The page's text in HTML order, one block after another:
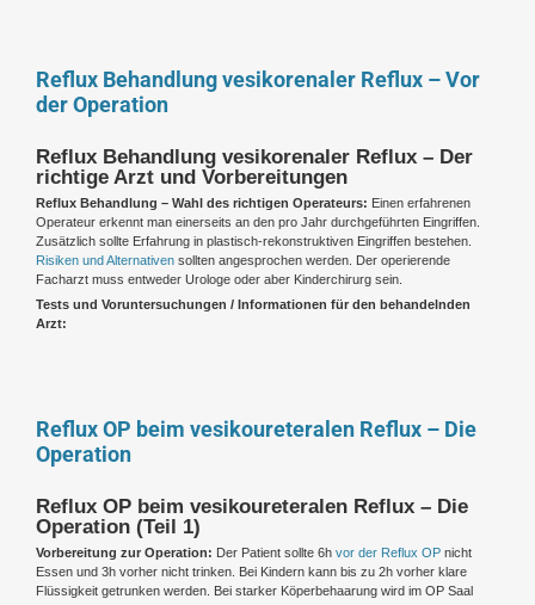
Reflux Behandlung vesikorenaler Reflux – Vor
der Operation
Reflux Behandlung vesikorenaler Reflux – Der
richtige Arzt und Vorbereitungen
Reflux Behandlung – Wahl des richtigen Operateurs: Einen erfahrenen
Operateur erkennt man einerseits an den pro Jahr durchgeführten Eingriffen.
Zusätzlich sollte Erfahrung in plastisch-rekonstruktiven Eingriffen bestehen.
Risiken und Alternativen sollten angesprochen werden. Der operierende
Facharzt muss entweder Urologe oder aber Kinderchirurg sein.
Tests und Voruntersuchungen / Informationen für den behandelnden
Arzt:
Reflux OP beim vesikoureteralen Reflux – Die
Operation
Reflux OP beim vesikoureteralen Reflux – Die
Operation (Teil 1)
Vorbereitung zur Operation: Der Patient sollte 6h vor der Reflux OP nicht
Essen und 3h vorher nicht trinken. Bei Kindern kann bis zu 2h vorher klare
Flüssigkeit getrunken werden. Bei starker Köperbehaarung wird im OP Saal